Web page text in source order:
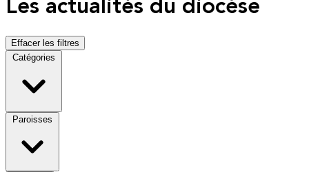
Les actualités du diocèse
Effacer les filtres
Catégories
Paroisses